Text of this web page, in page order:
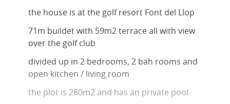
the house is at the golf resort Font del Llop
71m buildet with 59m2 terrace all with view
over the golf club
divided up in 2 bedrooms, 2 bah rooms and
open kitchen / living room
the plot is 280m2 and has an private pool